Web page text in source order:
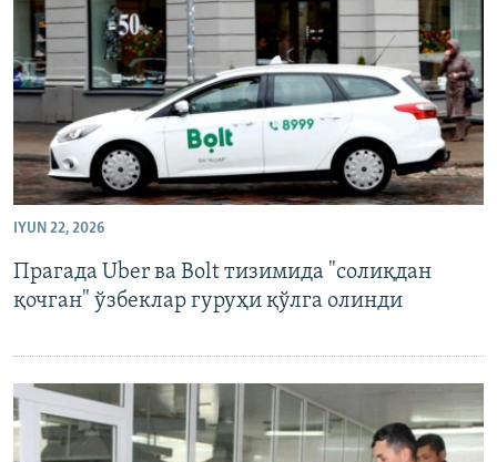
IYUN 22, 2026
Прагада Uber ва Bolt тизимида "солиқдан
қочган" ўзбеклар гуруҳи қўлга олинди